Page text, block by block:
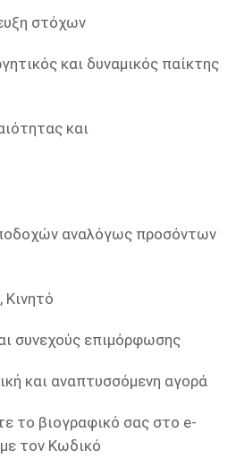
στόχων
και δυναμικός παίκτης
και
αναλόγως προσόντων
Κινητό
συνεχούς επιμόρφωσης
και αναπτυσσόμενη αγορά
το βιογραφικό σας στο e-
με τον Κωδικό